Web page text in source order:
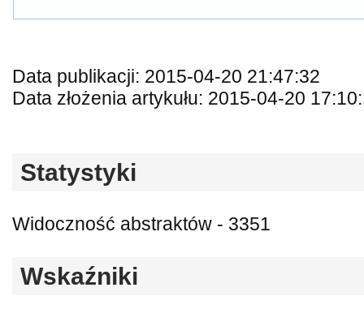
Data publikacji: 2015-04-20 21:47:32
Data złożenia artykułu: 2015-04-20
Statystyki
Widoczność abstraktów - 3351
Wskaźniki